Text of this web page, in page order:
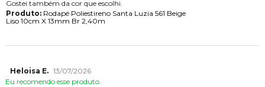
Gostei também da cor que escolhi.
Produto:Rodapé Poliestireno Santa Luzia 561 Beige
Liso 10cm X 13mm Br 2,40m
Heloisa E. 13/07/2026
Eu recomendo esse produto.